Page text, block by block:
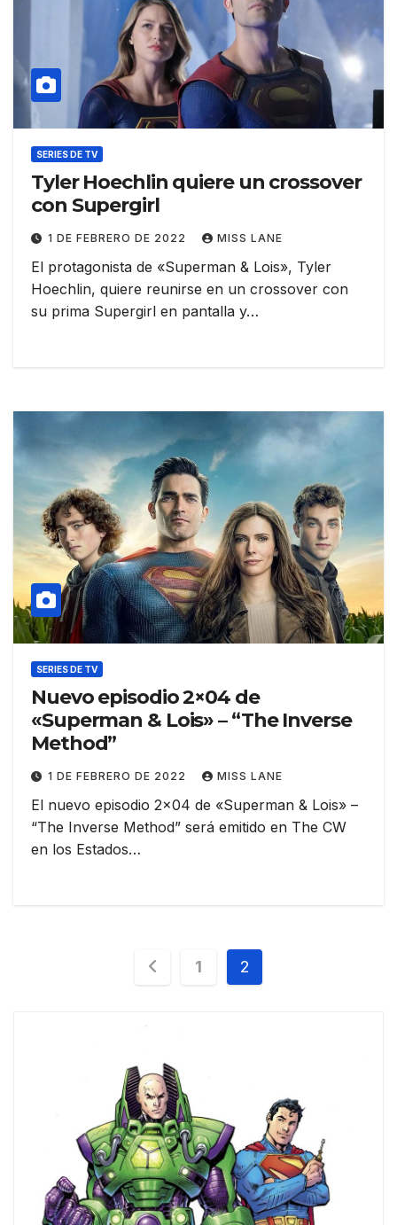
SERIES DE TV
Tyler Hoechlin quiere un crossover
con Supergirl
1 DE FEBRERO DE 2022 MISS LANE
El protagonista de «Superman & Lois», Tyler
Hoechlin, quiere reunirse en un crossover con
su prima Supergirl en pantalla y…
SERIES DE TV
Nuevo episodio 2×04 de
«Superman & Lois» – “The Inverse
Method”
1 DE FEBRERO DE 2022 MISS LANE
El nuevo episodio 2×04 de «Superman & Lois» –
“The Inverse Method” será emitido en The CW
en los Estados…
Paginación
1 2